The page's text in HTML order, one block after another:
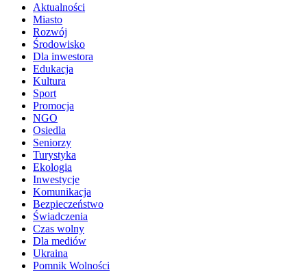
Aktualności
Miasto
Rozwój
Środowisko
Dla inwestora
Edukacja
Kultura
Sport
Promocja
NGO
Osiedla
Seniorzy
Turystyka
Ekologia
Inwestycje
Komunikacja
Bezpieczeństwo
Świadczenia
Czas wolny
Dla mediów
Ukraina
Pomnik Wolności